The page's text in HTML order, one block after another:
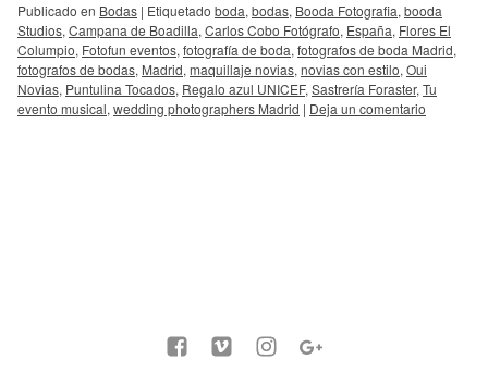
Publicado en Bodas | Etiquetado boda, bodas, Booda Fotografia, booda
Studios, Campana de Boadilla, Carlos Cobo Fotógrafo, España, Flores El
Columpio, Fotofun eventos, fotografía de boda, fotografos de boda Madrid,
fotografos de bodas, Madrid, maquillaje novias, novias con estilo, Oui
Novias, Puntulina Tocados, Regalo azul UNICEF, Sastrería Foraster, Tu
evento musical, wedding photographers Madrid | Deja un comentario